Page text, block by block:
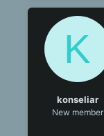
K
konseliar
New member